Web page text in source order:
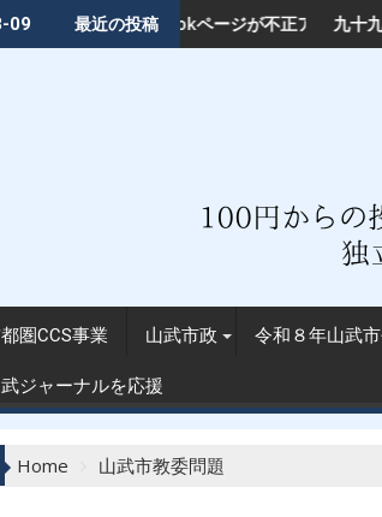
09 最近の投稿
アクセス被害━━18万回閲覧された「首都圏
九十九里沖に突如現れた巨大構造物は何
圏CCS事業 山武市政 令和８年山武
ジャーナルを応援
Home 山武市教委問題